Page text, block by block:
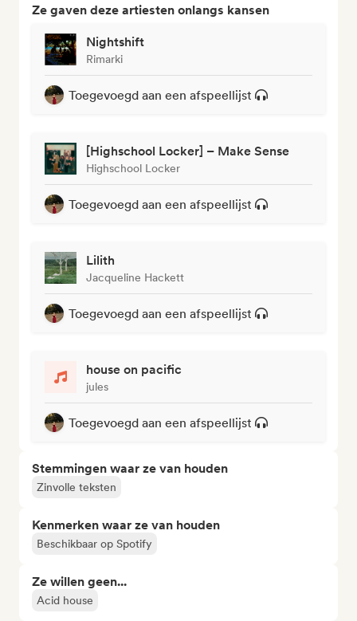
Ze gaven deze artiesten onlangs kansen
Nightshift
Rimarki
Toegevoegd aan een afspeellijst
[Highschool Locker] – Make Sense
Highschool Locker
Toegevoegd aan een afspeellijst
Lilith
Jacqueline Hackett
Toegevoegd aan een afspeellijst
house on pacific
jules
Toegevoegd aan een afspeellijst
Stemmingen waar ze van houden
Zinvolle teksten
Kenmerken waar ze van houden
Beschikbaar op Spotify
Ze willen geen...
Acid house